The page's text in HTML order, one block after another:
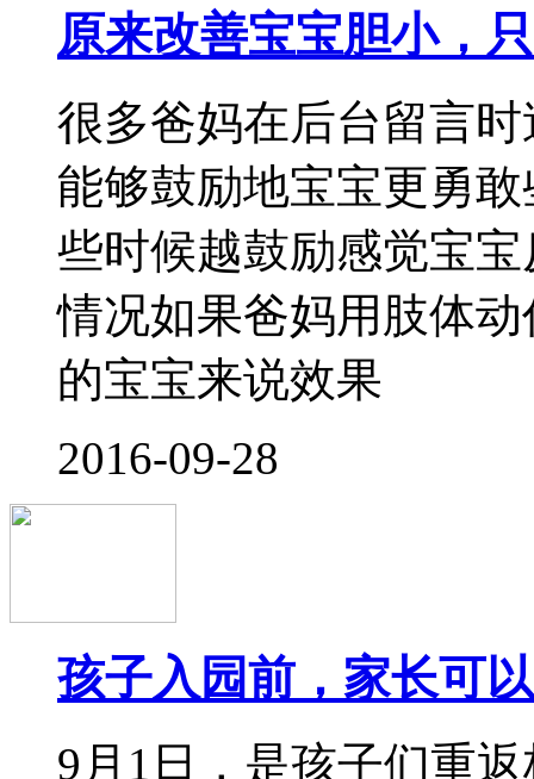
新生入园，做到“五要
9月份又一批小朋友们
家长们注意到了哪些
家分享下新生入园要
走路回家 孩子刚刚入
会有 撒娇
2016-09-08
临近秋天，就有一大
题，什么时候送宝宝
晚一点才最好呢? 支持